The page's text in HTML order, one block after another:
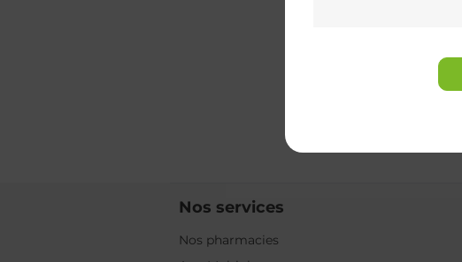
Nos services
Nos pharmacies